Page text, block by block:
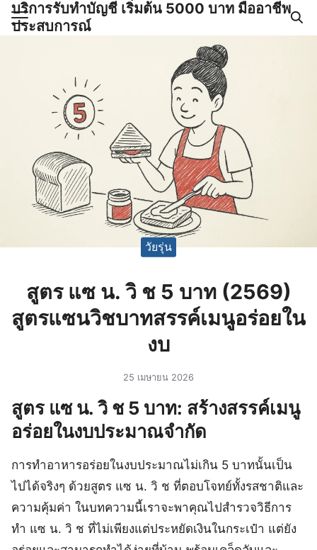
Skipบริการรับทำบัญชี เริ่มต้น 5000 บาท มืออาชีพ
ประสบการณ์
ญชีและภาษีครบวงจร |
วัยรุ่น
สูตร แซ น. วิ ช 5 บาท (2569)
สูตรแซนวิชบาทสรรค์เมนูอร่อยใน
งบ
25 เมษายน 2026
สูตร แซ น. วิ ช 5 บาท: สร้างสรรค์เมนู
อร่อยในงบประมาณจำกัด
การทำอาหารอร่อยในงบประมาณไม่เกิน 5 บาทนั้นเป็น
ไปได้จริงๆ ด้วยสูตร แซ น. วิ ช ที่ตอบโจทย์ทั้งรสชาติและ
ความคุ้มค่า ในบทความนี้เราจะพาคุณไปสำรวจวิธีการ
ทำ แซ น. วิ ช ที่ไม่เพียงแต่ประหยัดเงินในกระเป๋า แต่ยัง